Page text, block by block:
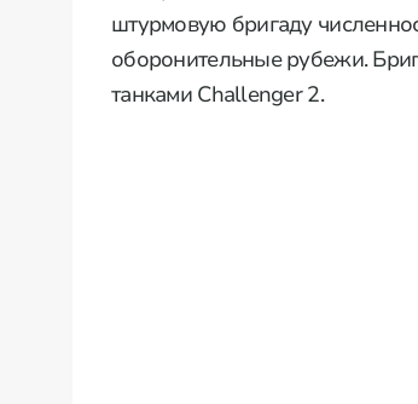
штурмовую бригаду
оборонительные рубежи.
танками Challenger 2.